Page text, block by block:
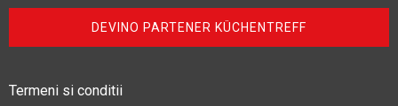
DEVINO PARTENER KÜCHENTREFF
Termeni si conditii